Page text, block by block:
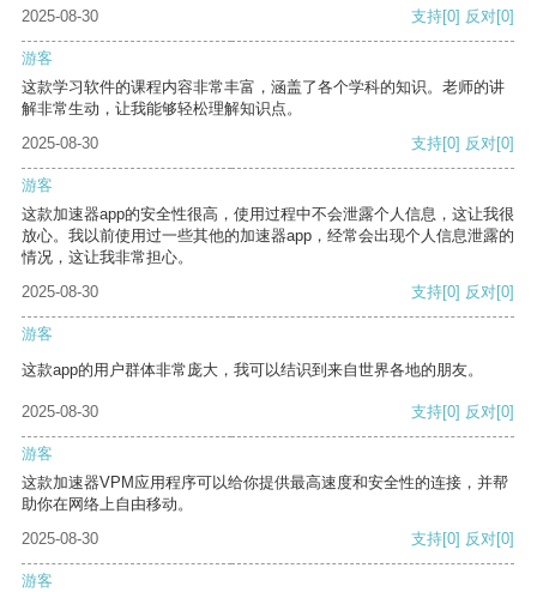
2025-08-30 支持[0] 反对[0]
游客
这款学习软件的课程内容非常丰富，涵盖了各个学科的知识。老师的讲
解非常生动，让我能够轻松理解知识点。
2025-08-30
支持[0] 反对[0]
游客
这款加速器app的安全性很高，使用过程中不会泄露个人信息，这让我很
放心。我以前使用过一些其他的加速器app，经常会出现个人信息泄露的
情况，这让我非常担心。
2025-08-30
支持[0] 反对[0]
游客
这款app的用户群体非常庞大，我可以结识到来自世界各地的朋友。
2025-08-30 支持[0] 反对[0]
游客
这款加速器VPM应用程序可以给你提供最高速度和安全性的连接，并帮
助你在网络上自由移动。
2025-08-30
支持[0] 反对[0]
游客